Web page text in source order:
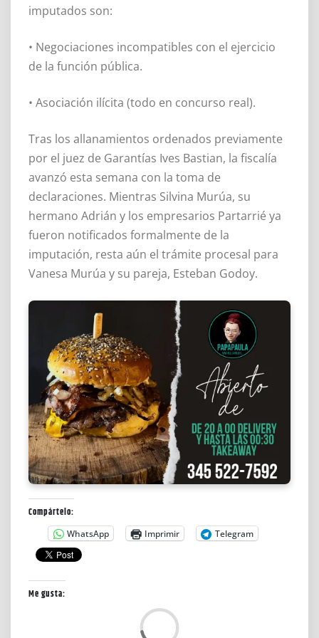
imputados son:
• Negociaciones incompatibles con el ejercicio
de la función pública.
• Asociación ilícita (todo en concurso real).
Tras los allanamientos ordenados previamente
por el juez de Garantías Ives Bastian, la fiscalía
avanzó esta semana con la toma de
declaraciones. Mientras Silvina Murúa, su
hermano Adrián y los empresarios Partarrié ya
fueron notificados formalmente de la
imputación, resta aún el trámite procesal para
Vanesa Murúa y su pareja, Esteban Godoy.
Compártelo:
WhatsApp Imprimir Telegram
Me gusta: